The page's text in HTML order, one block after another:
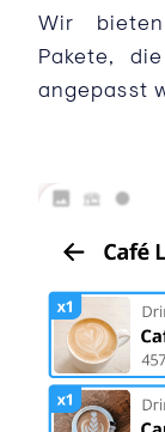
Wir
Pakete,
angepasst